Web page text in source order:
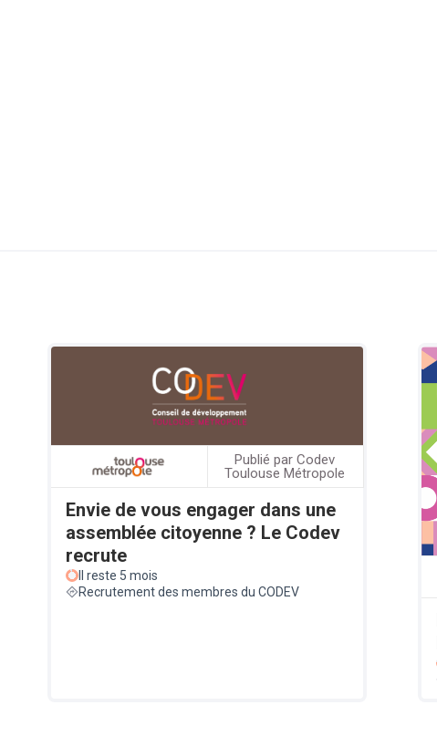
Publié par Codev
Toulouse Métropole
Envie de vous engager dans une
assemblée citoyenne ? Le Codev
recrute
Il reste 5 mois
Recrutement des membres du CODEV